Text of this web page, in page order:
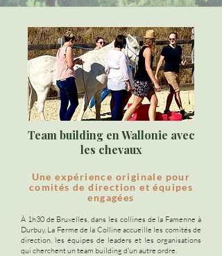
Team building en Wallonie avec
les chevaux
Une expérience originale pour
comités de direction et équipes
engagées
À 1h30 de Bruxelles, dans les collines de la Famenne à
Durbuy, La Ferme de la Colline accueille les comités de
direction, les équipes de leaders et les organisations
qui cherchent un team building d'un autre ordre.